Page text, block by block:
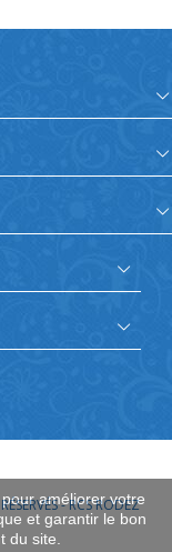
améliorer votre
et garantir le bon
du site.
- RCS RODEZ